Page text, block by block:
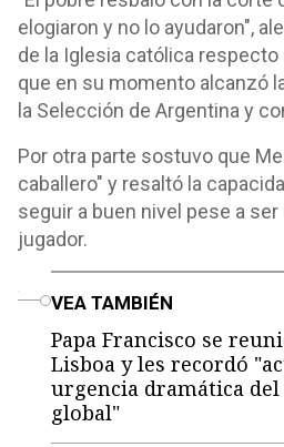
elogiaron y no lo ayudaron",
de la Iglesia católica
que en su momento alcanzó
la Selección de Argentina y
Por otra parte sostuvo que
caballero" y resaltó la
seguir a buen nivel pese a
jugador.
VEA TAMBIÉN
Papa Francisco se
Lisboa y les recordó
urgencia dramática
global"